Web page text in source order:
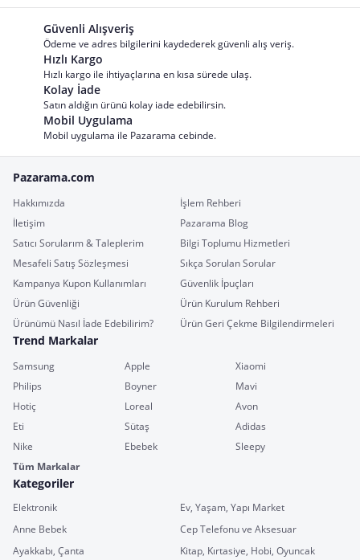
Güvenli Alışveriş
Ödeme ve adres bilgilerini kaydederek güvenli alış veriş.
Hızlı Kargo
Hızlı kargo ile ihtiyaçlarına en kısa sürede ulaş.
Kolay İade
Satın aldığın ürünü kolay iade edebilirsin.
Mobil Uygulama
Mobil uygulama ile Pazarama cebinde.
Pazarama.com
Hakkımızda
İşlem Rehberi
İletişim
Pazarama Blog
Satıcı Sorularım & Taleplerim
Bilgi Toplumu Hizmetleri
Mesafeli Satış Sözleşmesi
Sıkça Sorulan Sorular
Kampanya Kupon Kullanımları
Güvenlik İpuçları
Ürün Güvenliği
Ürün Kurulum Rehberi
Ürünümü Nasıl İade Edebilirim?
Ürün Geri Çekme Bilgilendirmeleri
Trend Markalar
Samsung Apple
Xiaomi
Philips
Boyner
Mavi
Hotiç
Loreal
Avon
Eti
Sütaş
Adidas
Nike
Ebebek
Sleepy
Tüm Markalar
Kategoriler
Elektronik
Ev, Yaşam, Yapı Market
Anne Bebek
Cep Telefonu ve Aksesuar
Ayakkabı, Çanta
Kitap, Kırtasiye, Hobi, Oyuncak